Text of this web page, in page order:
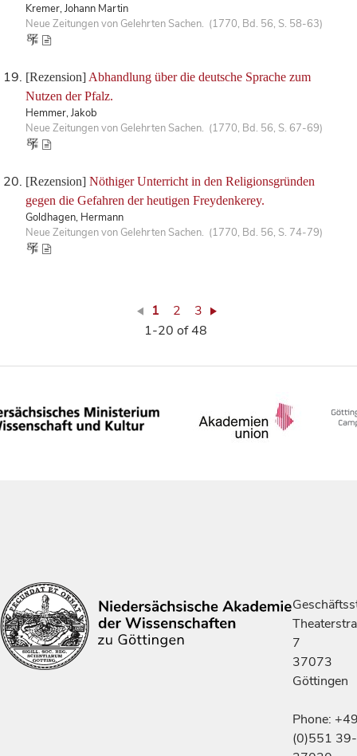
Kremer, Johann Martin
Neue Zeitungen von Gelehrten Sachen. (1770, Bd. 56, S. 58-63)
[Rezension] Abhandlung über die deutsche Sprache zum
Nutzen der Pfalz.
Hemmer, Jakob
Neue Zeitungen von Gelehrten Sachen. (1770, Bd. 56, S. 67-69)
[Rezension] Nöthiger Unterricht in den Religionsgründen
gegen die Gefahren der heutigen Freydenkerey.
Goldhagen, Hermann
Neue Zeitungen von Gelehrten Sachen. (1770, Bd. 56, S. 74-79)
1 2
3
1-20 of 48
7
37073
Göttingen
Phone:
(0)551 39-